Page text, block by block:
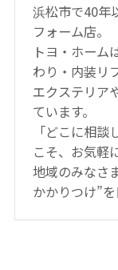
浜松市で40年
フォーム店。
トヨ・ホーム
わり・内装リ
エクステリア
ています。
「どこに相
こそ、お気軽
地域のみなさ
かかりつけ”を